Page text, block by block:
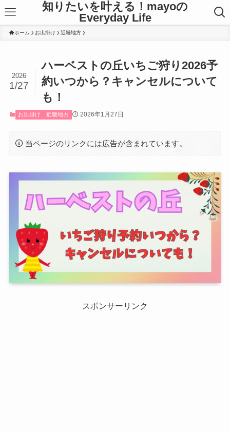
知りたいを叶える！mayoの
Everyday Life
ホーム お出掛け 近畿地方
ハーベストの丘いちご狩り2026予
約いつから？キャンセルについて
も！
2026
1/27
お出掛け 近畿地方 2026年1月27日
当ページのリンクには広告が含まれています。
スポンサーリンク